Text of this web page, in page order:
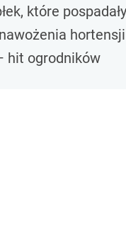
które
hit ogrodników